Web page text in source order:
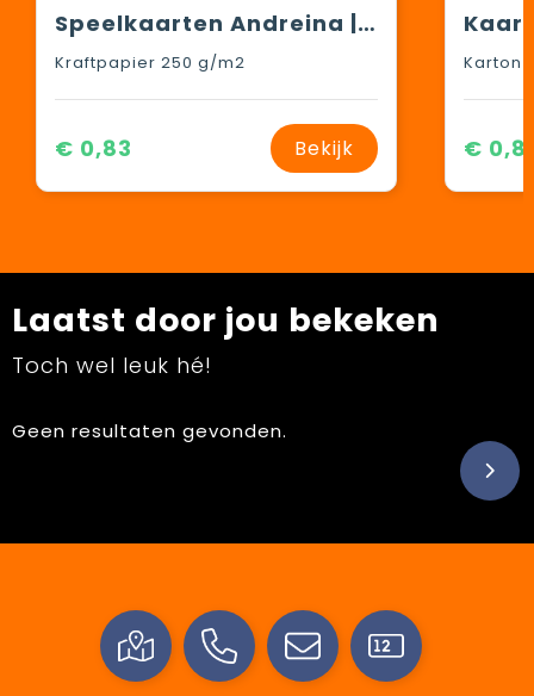
Speelkaarten Andreina | Gerecycled | 54 kaarten
Kraftpapier 250 g/m2
€ 0,83 Bekijk
Karton
€
Laatst door jou bekeken
Toch wel leuk hé!
Geen resultaten gevonden.